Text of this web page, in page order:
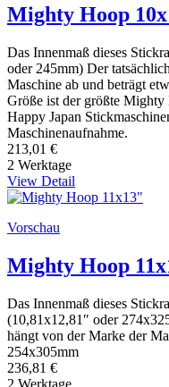
Mighty Hoop
Das Innenmaß dieses
oder 245mm) Der
Maschine ab und beträgt
Größe ist der größte
Happy Japan
Maschinenaufnahme.
213,01 €
2 Werktage
View Detail
Vorschau
Mighty Hoop
Das Innenmaß dieses
(10,81x12,81″ oder
hängt von der Marke der
254x305mm
236,81 €
2 Werktage